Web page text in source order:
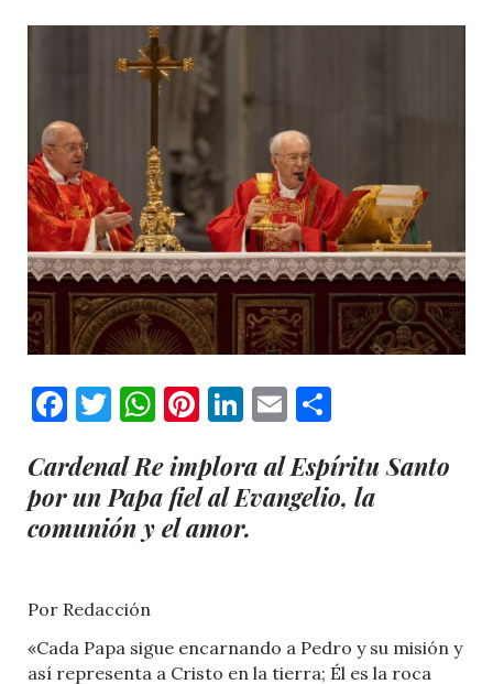
Facebook
Twitter
WhatsApp
Pinterest
LinkedIn
Email
Cardenal Re implora al Espíritu Santo
por un Papa fiel al Evangelio, la
comunión y el amor.
Por Redacción
«Cada Papa sigue encarnando a Pedro y su misión y
así representa a Cristo en la tierra; Él es la roca